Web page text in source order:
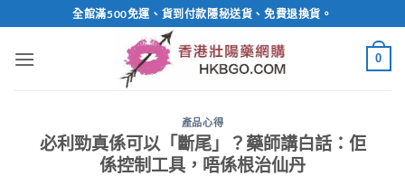
to
content
全館滿500免運、貨到付款隱秘送貨、免費退換貨。
0
產品心得
必利勁真係可以「斷尾」？藥師講白話：佢
係控制工具，唔係根治仙丹